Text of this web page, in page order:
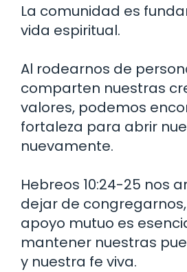
La comunidad es
vida espiritual.
Al rodearnos de
comparten nuestras
valores, podemos
fortaleza para abrir
nuevamente.
Hebreos 10:24-25 nos
dejar de
apoyo mutuo es
mantener nuestras
y nuestra fe viva.